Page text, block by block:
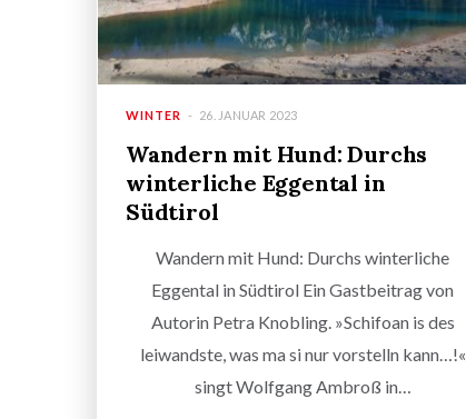
WINTER 26. JANUAR 2023
Wandern mit Hund: Durchs
winterliche Eggental in
Südtirol
Wandern mit Hund: Durchs winterliche
Eggental in Südtirol Ein Gastbeitrag von
Autorin Petra Knobling. »Schifoan is des
leiwandste, was ma si nur vorstelln kann…!«
singt Wolfgang Ambroß in…